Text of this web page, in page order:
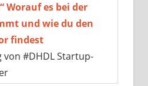
Worauf es bei der
und wie du den
findest
von #DHDL Startup-